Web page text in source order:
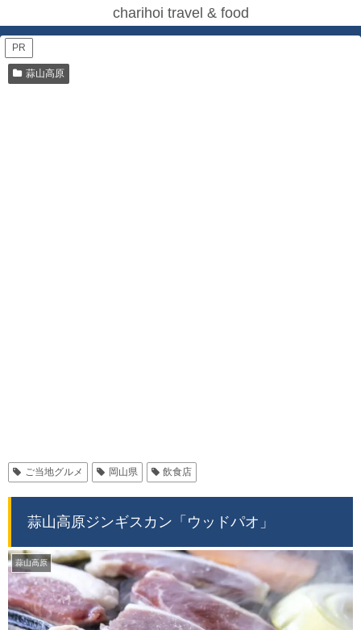
charihoi travel & food
PR
蒜山高原
ご当地グルメ 岡山県 飲食店
蒜山高原ジンギスカン「ウッドパオ」
蒜山高原